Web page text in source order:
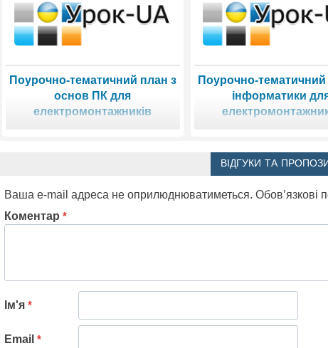
Поурочно-тематичний план з
основ ПК для
електромонтажників
Поурочно-тематичний
інформатики
ВІДГУКИ ТА
Ваша e-mail адреса не оприлюднюватиметься. Обов’язкові
Коментар *
Ім'я *
Email *